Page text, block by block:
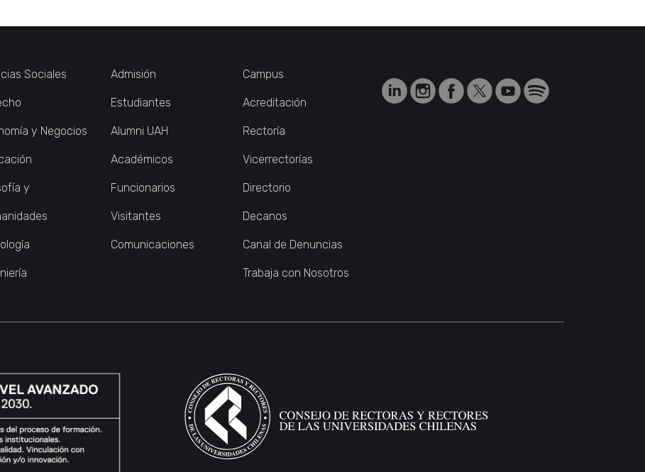
Sociales
y Negocios
y
Admisión
Estudiantes
Alumni UAH
Académicos
Funcionarios
Visitantes
Comunicaciones
Campus
Acreditación
Rectoría
Vicerrectorías
Directorio
Decanos
Canal de Denuncias
Trabaja con Nosotros